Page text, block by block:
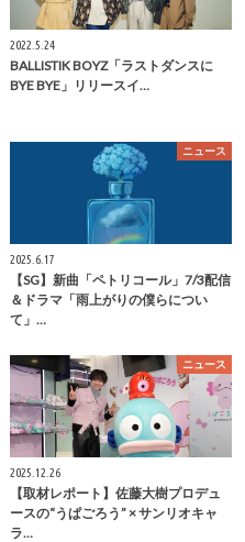
2022.5.24
BALLISTIK BOYZ「ラストダンスに
BYE BYE」リリースイ…
ニュース
2025.6.17
【SG】新曲「ペトリコール」7/3配信
＆ドラマ「雨上がりの僕らについ
て」…
ニュース
2025.12.26
【取材レポート】佐藤大樹プロデュ
ースの“うぱごろう” × サンリオキャ
ラ…